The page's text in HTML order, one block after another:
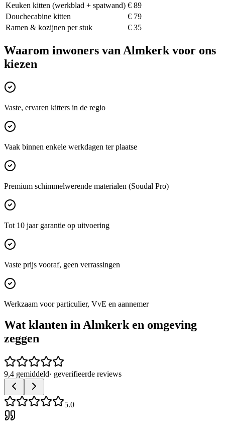
Keuken kitten (werkblad + spatwand) € 89
Douchecabine kitten
€ 79
Ramen & kozijnen per stuk
€ 35
Waarom inwoners van Almkerk voor ons
kiezen
Vaste, ervaren kitters in de regio
Vaak binnen enkele werkdagen ter plaatse
Premium schimmelwerende materialen (Soudal Pro)
Tot 10 jaar garantie op uitvoering
Vaste prijs vooraf, geen verrassingen
Werkzaam voor particulier, VvE en aannemer
Wat klanten inAlmkerken omgeving
zeggen
9,4 gemiddeld· geverifieerde reviews
5.0